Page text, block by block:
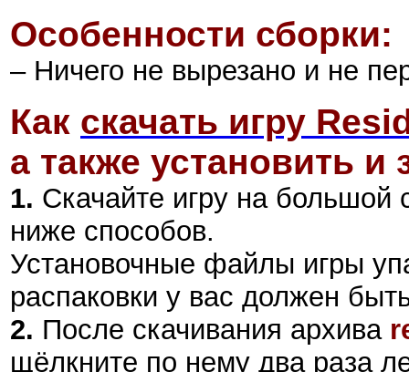
Особенности сборки:
– Ничего не вырезано и не
Как скачать игру
а также установить и
1. Скачайте игру на большой
ниже способов.
Установочные файлы игры
распаковки у вас должен
2. После скачивания архива
щёлкните по нему два раза